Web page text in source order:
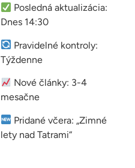
Posledná aktualizácia:
Dnes 14:30
Pravidelné kontroly:
Týždenne
Nové články: 3-4
mesačne
Pridané včera: „Zimné
lety nad Tatrami“